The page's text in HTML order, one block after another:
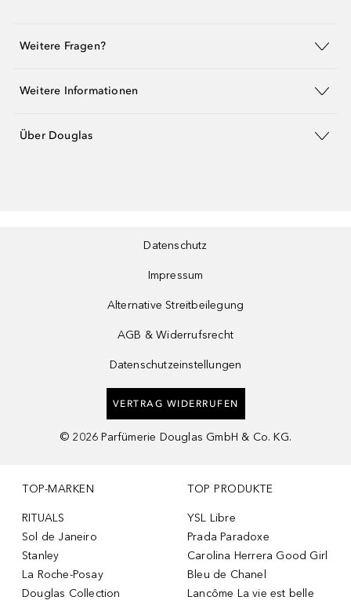
Weitere Fragen?
Weitere Informationen
Über Douglas
Datenschutz
Impressum
Alternative Streitbeilegung
AGB & Widerrufsrecht
Datenschutzeinstellungen
VERTRAG WIDERRUFEN
© 2026 Parfümerie Douglas GmbH & Co. KG.
TOP-MARKEN
RITUALS
Sol de Janeiro
Stanley
La Roche-Posay
Douglas Collection
TOP PRODUKTE
YSL Libre
Prada Paradoxe
Carolina Herrera Good Girl
Bleu de Chanel
Lancôme La vie est belle